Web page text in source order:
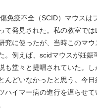
疫不全（SCID）マウスは
て発見された。私の教室で
究に使ったが、当時このマ
。例えば、scidマウスが妊
も堂々と提唱されていた。
んどいなかったと思う。今
ハイマー病の進行を遅らせ